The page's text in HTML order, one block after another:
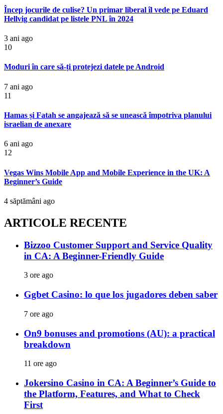
Încep jocurile de culise? Un primar liberal îl vede pe Eduard
Hellvig candidat pe listele PNL în 2024
3 ani ago
10
Moduri în care să-ți protejezi datele pe Android
7 ani ago
11
Hamas și Fatah se angajează să se unească împotriva planului
israelian de anexare
6 ani ago
12
Vegas Wins Mobile App and Mobile Experience in the UK: A
Beginner’s Guide
4 săptămâni ago
ARTICOLE RECENTE
Bizzoo Customer Support and Service Quality
in CA: A Beginner-Friendly Guide
3 ore ago
Ggbet Casino: lo que los jugadores deben saber
7 ore ago
On9 bonuses and promotions (AU): a practical
breakdown
11 ore ago
Jokersino Casino in CA: A Beginner’s Guide to
the Platform, Features, and What to Check
First